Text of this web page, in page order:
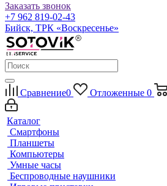
Заказать звонок
+7 962 819-02-43
Бийск, ТРК «Воскресенье»
Сравнение0 Отложенные 0
Каталог
Смартфоны
Планшеты
Компьютеры
Умные часы
Беспроводные наушники